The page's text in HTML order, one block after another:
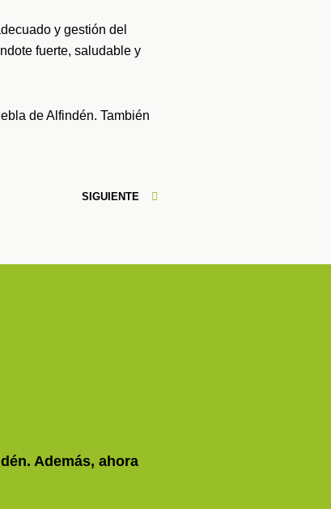
y gestión del
fuerte, saludable y
de Alfindén. También
SIGUIENTE
Además, ahora